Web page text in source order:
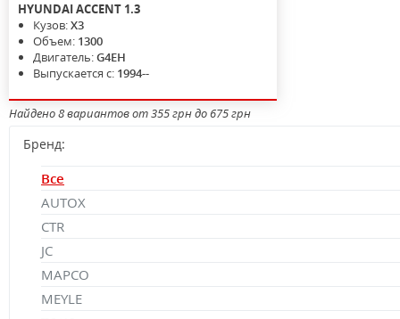
HYUNDAIACCENT 1.3
Кузов:X3
Объем: 1300
Двигатель:G4EH
Выпускается с: 1994--
Найдено 8 вариантов от 355 грн до 675 грн
Бренд:
Все
AUTOX
CTR
JC
MAPCO
MEYLE